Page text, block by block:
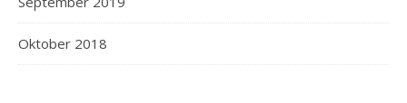
Oktober 2018